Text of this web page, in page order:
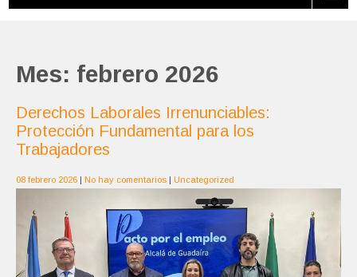
Mes: febrero 2026
Derechos Laborales Irrenunciables:
Protección Fundamental para los
Trabajadores
08 febrero 2026 | No hay comentarios | Uncategorized